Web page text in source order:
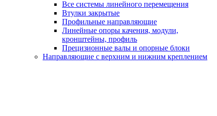
Все системы линейного перемещения
Втулки закрытые
Профильные направляющие
Линейные опоры качения, модули,
кронштейны, профиль
Прецизионные валы и опорные блоки
Направляющие с верхним и нижним креплением